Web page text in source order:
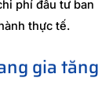
phí đầu tư ban
thực tế.
gia tăng